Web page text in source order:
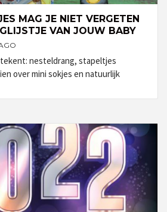
MAG JE NIET VERGETEN
VAN JOUW BABY
nesteldrang, stapeltjes
over mini sokjes en natuurlijk